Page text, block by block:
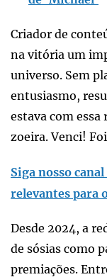
Criador de
na vitória um
universo. Sem
entusiasmo,
estava com essa
zoeira. Venci!
Siga nosso
relevantes para
Desde 2024, a
de sósias como
premiações.